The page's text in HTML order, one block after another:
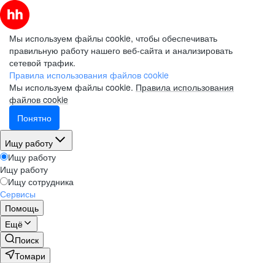
Мы используем файлы cookie, чтобы обеспечивать
правильную работу нашего веб-сайта и анализировать
сетевой трафик.
Правила использования файлов cookie
Мы используем файлы cookie. Правила использования
файлов cookie
Понятно
Ищу работу
Ищу работу
Ищу работу
Ищу сотрудника
Сервисы
Помощь
Ещё
Поиск
Томари